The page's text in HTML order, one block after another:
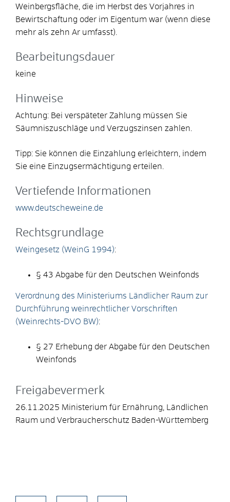
Weinbergsfläche, die im Herbst des Vorjahres in
Bewirtschaftung oder im Eigentum war (wenn diese
mehr als zehn Ar umfasst)
Bearbeitungsdauer
keine
Hinweise
Achtung: Bei verspäteter Zahlung müssen Sie
Säumniszuschläge und Verzugszinsen zahlen.
Tipp: Sie können die Einzahlung erleichtern, indem
Sie eine Einzugsermächtigung erteilen.
Vertiefende Informationen
www.deutscheweine.de
Rechtsgrundlage
Weingesetz (WeinG 1994):
§ 43 Abgabe für den Deutschen Weinfonds
Verordnung des Ministeriums Ländlicher Raum zur
Durchführung weinrechtlicher Vorschriften
(Weinrechts-DVO BW):
§ 27 Erhebung der Abgabe für den Deutschen
Weinfonds
Freigabevermerk
26.11.2025 Ministerium für Ernährung, Ländlichen
Raum und Verbraucherschutz Baden-Württemberg